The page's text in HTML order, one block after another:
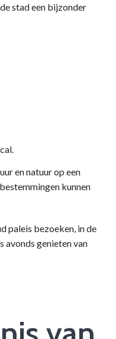
stad een bijzonder
en natuur op een
kunnen
paleis bezoeken, in de
avonds genieten van